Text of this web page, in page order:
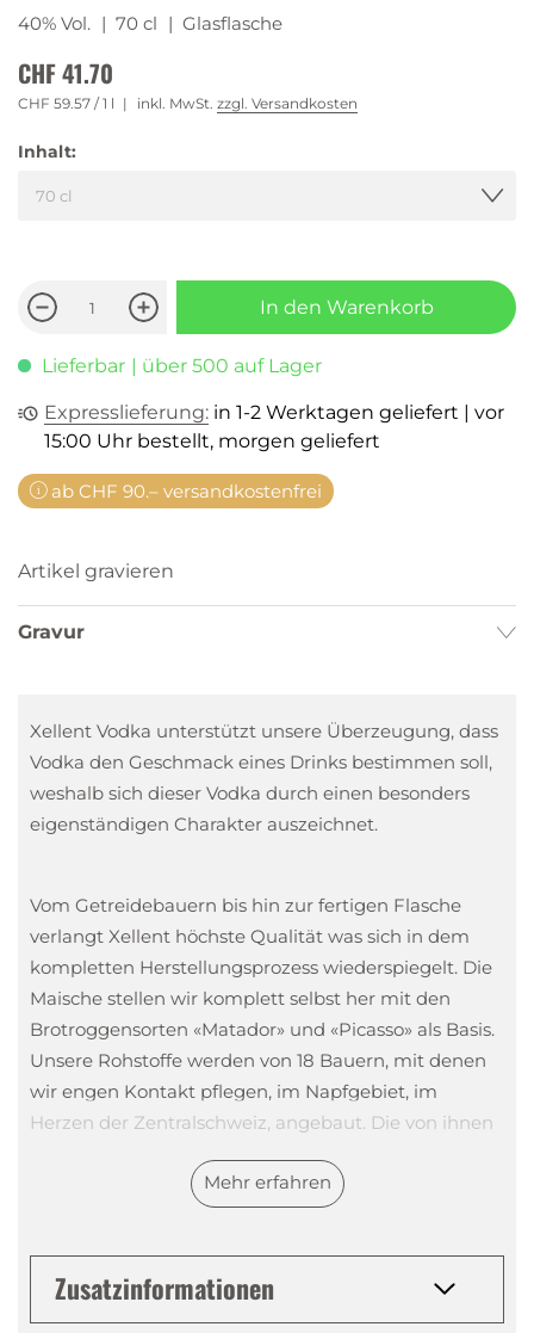
40% Vol. | 70 cl | Glasflasche
CHF 41.70
CHF 59.57 / 1 l inkl. MwSt. zzgl. Versandkosten
Inhalt:
In den Warenkorb
Lieferbar | über 500 auf Lager
Expresslieferung: in 1-2 Werktagen geliefert | vor
15:00 Uhr bestellt, morgen geliefert
ab CHF 90.– versandkostenfrei
Artikel gravieren
Gravur
Xellent Vodka unterstützt unsere Überzeugung, dass
Vodka den Geschmack eines Drinks bestimmen soll,
weshalb sich dieser Vodka durch einen besonders
eigenständigen Charakter auszeichnet.
Vom Getreidebauern bis hin zur fertigen Flasche
verlangt Xellent höchste Qualität was sich in dem
kompletten Herstellungsprozess wiederspiegelt. Die
Maische stellen wir komplett selbst her mit den
Brotroggensorten «Matador» und «Picasso» als Basis.
Unsere Rohstoffe werden von 18 Bauern, mit denen
wir engen Kontakt pflegen, im Napfgebiet, im
Herzen der Zentralschweiz, angebaut. Die von ihnen
schonenden Umgang mit den Pflanzen und eine
Ernte im besten Reifestadium, wodurch wir die von
Für den ersten Rohbrand des Xellent Vodka brennen
Mehr erfahren
Zusatzinformationen